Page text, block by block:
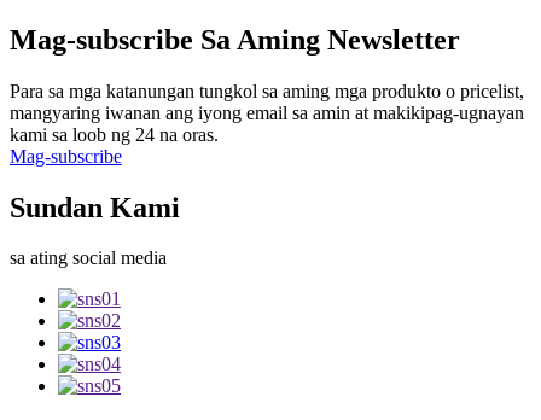
Mag-subscribe Sa Aming Newsletter
Para sa mga katanungan tungkol sa aming mga produkto o pricelist,
mangyaring iwanan ang iyong email sa amin at makikipag-ugnayan
kami sa loob ng 24 na oras.
Mag-subscribe
Sundan Kami
sa ating social media